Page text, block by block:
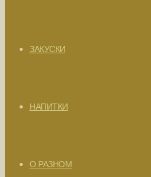
ЗАКУСКИ
НАПИТКИ
О РАЗНОМ